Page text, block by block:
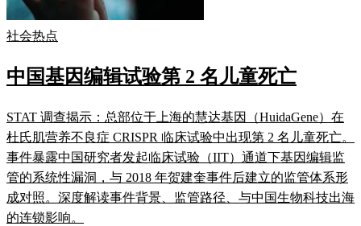
社会热点
中国基因编辑试验第 2 名儿童死亡
STAT 调查揭示：总部位于上海的慧达基因（HuidaGene）在
杜氏肌营养不良症 CRISPR 临床试验中出现第 2 名儿童死亡。
事件暴露中国研究者发起临床试验（IIT）通道下基因编辑监
管的系统性漏洞，与 2018 年贺建奎事件后建立的监管体系形
成对照。深度解读事件背景、监管路径、与中国生物科技出海
的连锁影响。